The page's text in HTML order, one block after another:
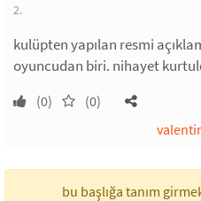
2.
kulüpten yapılan resmi
oyuncudan biri. nihayet
(0) (0)
bu başlığa tanım